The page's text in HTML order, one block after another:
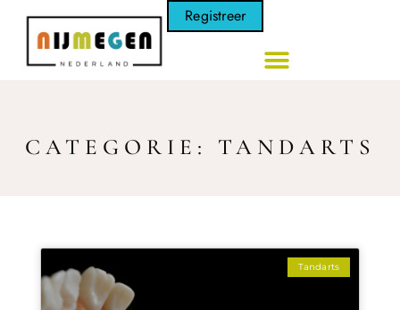
Registreer
CATEGORIE: TANDARTS
Tandarts